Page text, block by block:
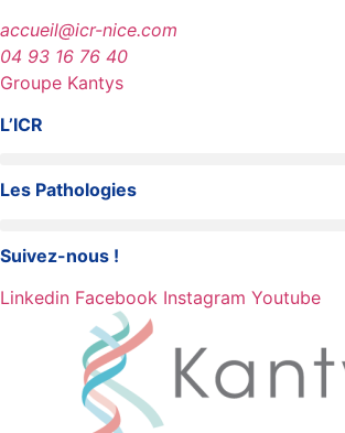
accueil@icr-nice.com
04 93 16 76 40
Groupe Kantys
L’ICR
Les Pathologies
Suivez-nous !
Linkedin Facebook Instagram Youtube